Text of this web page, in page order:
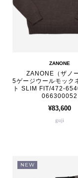
ZANONE
ZANONE（ザノ
5ゲージウールモック
ト SLIM FIT/472-
066300052
¥83,600
guji
NEW